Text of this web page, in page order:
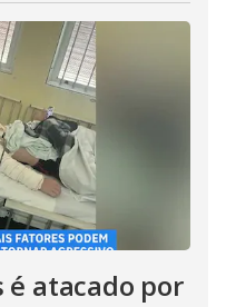
é atacado por